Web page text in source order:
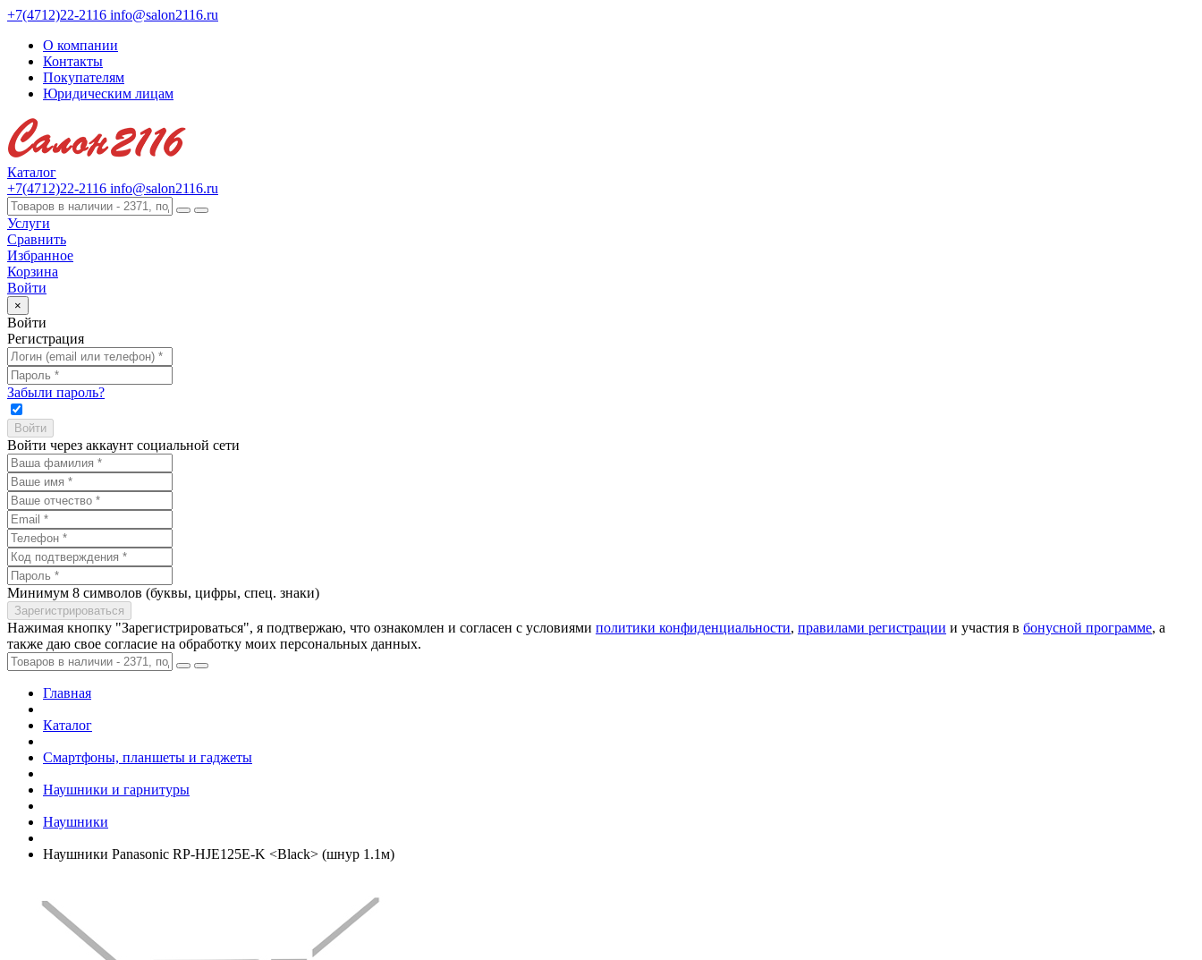
+7(4712)22-2116 info@salon2116.ru
О компании
Контакты
Покупателям
Юридическим лицам
Каталог
+7(4712)22-2116 info@salon2116.ru
Услуги
Сравнить
Избранное
Корзина
Войти
×
Войти
Регистрация
Забыли пароль?
Войти через аккаунт социальной сети
Минимум 8 символов (буквы, цифры, спец. знаки)
Нажимая кнопку "Зарегистрироваться", я подтвержаю, что ознакомлен и согласен с условиями политики конфиденциальности, правилами регистрации и участия в бонусной программе, а
также даю свое согласие на обработку моих персональных данных.
Главная
Каталог
Смартфоны, планшеты и гаджеты
Наушники и гарнитуры
Наушники
Наушники Panasonic RP-HJE125E-K <Black> (шнур 1.1м)